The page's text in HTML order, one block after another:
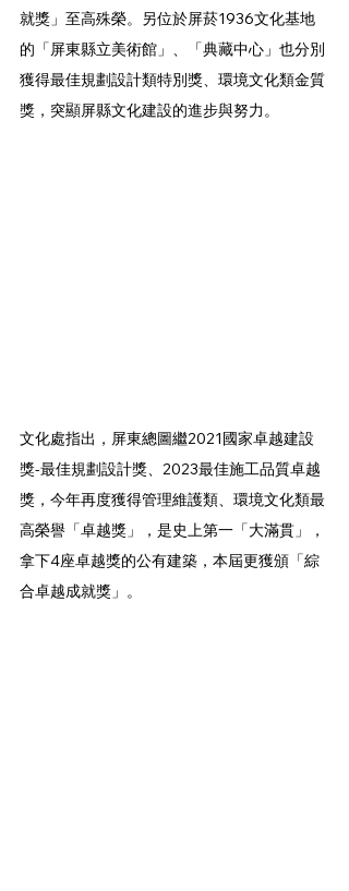
就獎」至高殊榮。另位於屏菸1936文化基地
的「屏東縣立美術館」、「典藏中心」也分別
獲得最佳規劃設計類特別獎、環境文化類金質
獎，突顯屏縣文化建設的進步與努力。
文化處指出，屏東總圖繼2021國家卓越建設
獎-最佳規劃設計獎、2023最佳施工品質卓越
獎，今年再度獲得管理維護類、環境文化類最
高榮譽「卓越獎」，是史上第一「大滿貫」，
拿下4座卓越獎的公有建築，本屆更獲頒「綜
合卓越成就獎」。